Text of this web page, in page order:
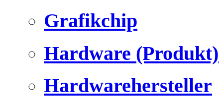
Grafikchip
Hardware (Produkt)
Hardwarehersteller